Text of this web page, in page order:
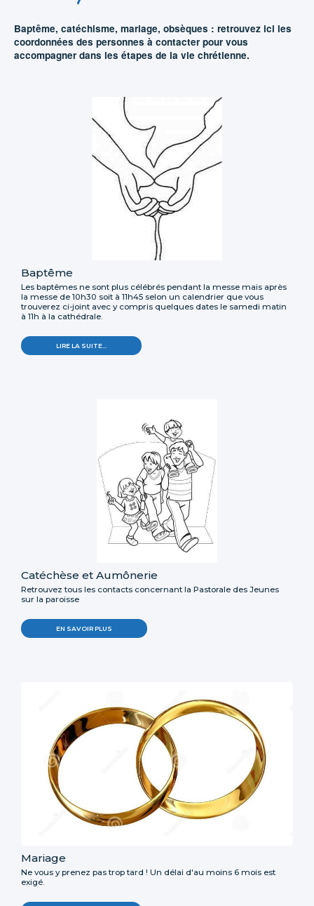
Baptême, catéchisme, mariage, obsèques : retrouvez ici les
coordonnées des personnes à contacter pour vous
accompagner dans les étapes de la vie chrétienne.
Baptême
Les baptêmes ne sont plus célébrés pendant la messe mais après
la messe de 10h30 soit à 11h45 selon un calendrier que vous
trouverez ci-joint avec y compris quelques dates le samedi matin
à 11h à la cathédrale.
LIRE LA SUITE…
Catéchèse et Aumônerie
Retrouvez tous les contacts concernant la Pastorale des Jeunes
sur la paroisse
EN SAVOIR PLUS
Mariage
Ne vous y prenez pas trop tard ! Un délai d'au moins 6 mois est
exigé.